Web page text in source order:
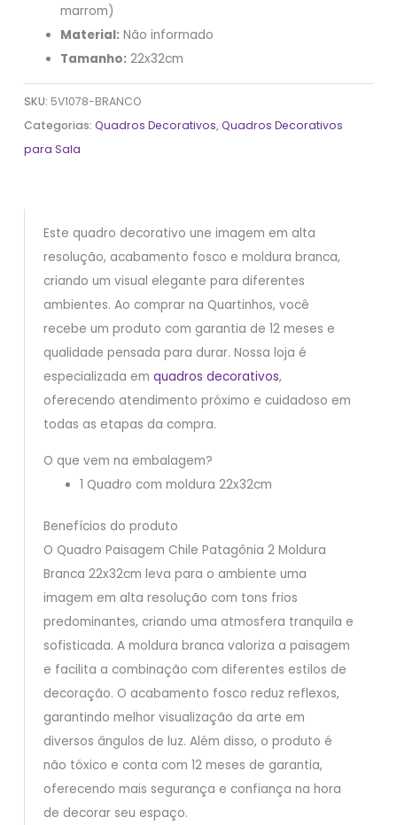
marrom)
Material: Não informado
Tamanho: 22x32cm
SKU: 5V1078-BRANCO
Categorias:Quadros Decorativos,Quadros Decorativos
para Sala
Este quadro decorativo une imagem em alta
resolução, acabamento fosco e moldura branca,
criando um visual elegante para diferentes
ambientes. Ao comprar na Quartinhos, você
recebe um produto com garantia de 12 meses e
qualidade pensada para durar. Nossa loja é
especializada em quadros decorativos,
oferecendo atendimento próximo e cuidadoso em
todas as etapas da compra.
O que vem na embalagem?
1 Quadro com moldura 22x32cm
Benefícios do produto
O Quadro Paisagem Chile Patagônia 2 Moldura
Branca 22x32cm leva para o ambiente uma
imagem em alta resolução com tons frios
predominantes, criando uma atmosfera tranquila e
sofisticada. A moldura branca valoriza a paisagem
e facilita a combinação com diferentes estilos de
decoração. O acabamento fosco reduz reflexos,
garantindo melhor visualização da arte em
diversos ângulos de luz. Além disso, o produto é
não tóxico e conta com 12 meses de garantia,
oferecendo mais segurança e confiança na hora
de decorar seu espaço.